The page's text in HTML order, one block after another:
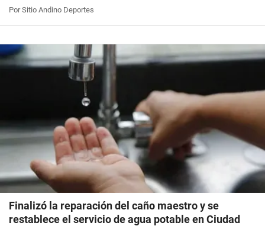
Por Sitio Andino Deportes
Finalizó la reparación del caño maestro y se
restablece el servicio de agua potable en Ciudad